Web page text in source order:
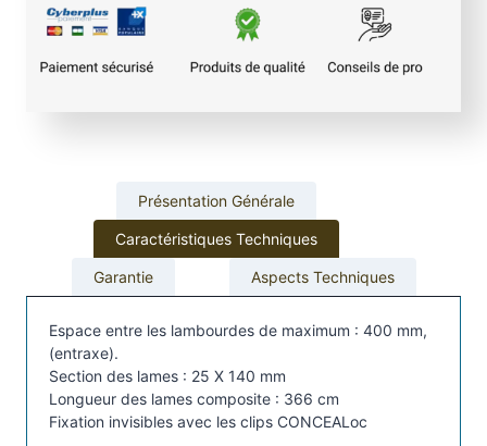
L
m
e
r
r
s
T
i
Présentation Générale
Caractéristiques Techniques
Garantie Aspects Techniques
Espace entre les lambourdes de maximum : 400 mm,
(entraxe).
Section des lames : 25 X 140 mm
Longueur des lames composite : 366 cm
Fixation invisibles avec les clips CONCEALoc